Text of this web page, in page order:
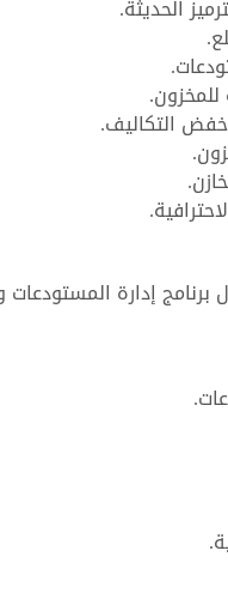
الحديثة.
للمخزون.
التكاليف.
إدارة المستودعات